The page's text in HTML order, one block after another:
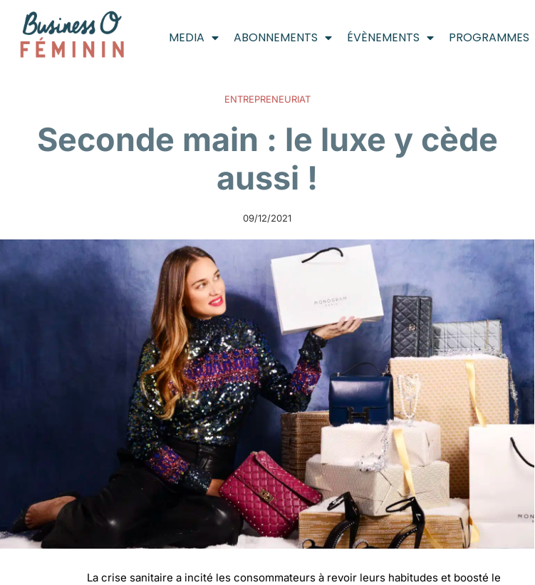
MEDIA ABONNEMENTS ÉVÈNEMENTS PROGRAMMES
ENTREPRENEURIAT
Seconde main : le luxe y cède
aussi !
09/12/2021
La crise sanitaire a incité les consommateurs à revoir leurs habitudes et boosté le